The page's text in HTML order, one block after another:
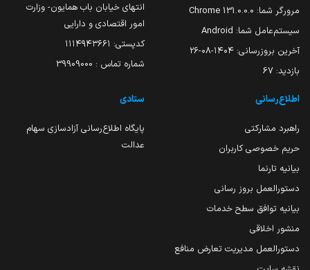
مرورگر شما: 131.0.0.0 Chrome
سیستم‌عامل شما: Android
آخرین بروزرسانی: ۱۴۰۴-۰۸-۲۶
بازدید: 67
انتهای خیابان باب همایون- وزارت
امور اقتصادی و دارایی
کدپستی: ۱۱۱۴۹۴۳۶۶۱
شماره تماس : 39909000
اطلاع‌رسانی
راهبرد مشارکتی
حریم خصوصی کاربران
بیانیه تارنما
دستورالعمل بروز رسانی
بیانیه توافق سطح خدمات
منشور اخلاقی
دستورالعمل مدیریت تعارض منافع
ستادی
پایگاه اطلاع‌رسانی آزادسازی سهام
عدالت